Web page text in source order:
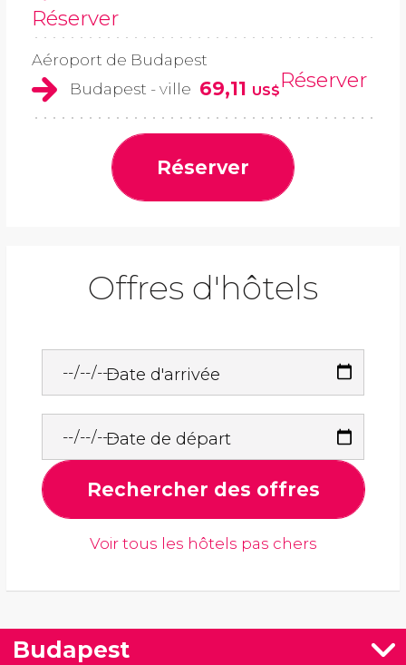
Réserver
Aéroport de Budapest
Budapest - ville 69,11 US$Réserver
Réserver
Offres d'hôtels
Date d'arrivée
Date de départ
Rechercher des offres
Voir tous les hôtels pas chers
Budapest